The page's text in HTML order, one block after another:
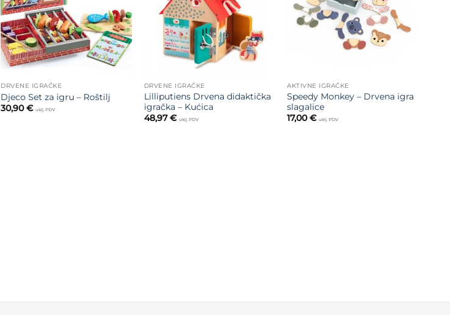
DRVENE IGRAČKE
Djeco Set za igru – Roštilj
30,90€ uklj. PDV
DRVENE IGRAČKE
Lilliputiens Drvena didaktička
igračka – Kućica
48,97€ uklj. PDV
AKTIVNE IGRAČKE
Speedy Monkey – Drvena igra
slagalice
17,00€ uklj. PDV